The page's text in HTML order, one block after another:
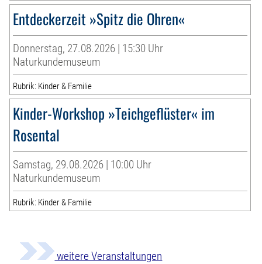
Entdeckerzeit »Spitz die Ohren«
Donnerstag, 27.08.2026 | 15:30 Uhr
Naturkundemuseum
Rubrik: Kinder & Familie
Kinder-Workshop »Teichgeflüster« im
Rosental
Samstag, 29.08.2026 | 10:00 Uhr
Naturkundemuseum
Rubrik: Kinder & Familie
weitere Veranstaltungen